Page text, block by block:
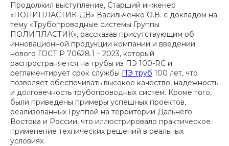
Продолжил выступление, Старший инженер
«ПОЛИПЛАСТИК-ДВ» Васильченко О.В. с докладом на
тему «Трубопроводные системы Группы
ПОЛИПЛАСТИК», рассказав присутствующим об
инновационной продукции компании и введении
нового ГОСТ Р 70628.1 – 2023, который
распространяется на трубы из ПЭ 100-RC и
регламентирует срок службы ПЭ труб 100 лет, что
позволяет обеспечивать высокое качество, надежность
и долговечность трубопроводных систем. Кроме того,
были приведены примеры успешных проектов,
реализованных Группой на территории Дальнего
Востока и России, что иллюстрировало практическое
применение технических решений в реальных
условиях.